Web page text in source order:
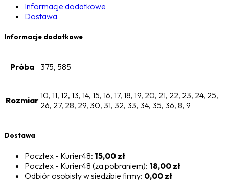
Informacje dodatkowe
Dostawa
Informacje dodatkowe
Próba 375, 585
Rozmiar 10, 11, 12, 13, 14, 15, 16, 17, 18, 19, 20, 21, 22, 23, 24, 25,
26, 27, 28, 29, 30, 31, 32, 33, 34, 35, 36, 8, 9
Dostawa
Pocztex - Kurier48: 15,00 zł
Pocztex - Kurier48 (za pobraniem): 18,00 zł
Odbiór osobisty w siedzibie firmy: 0,00 zł